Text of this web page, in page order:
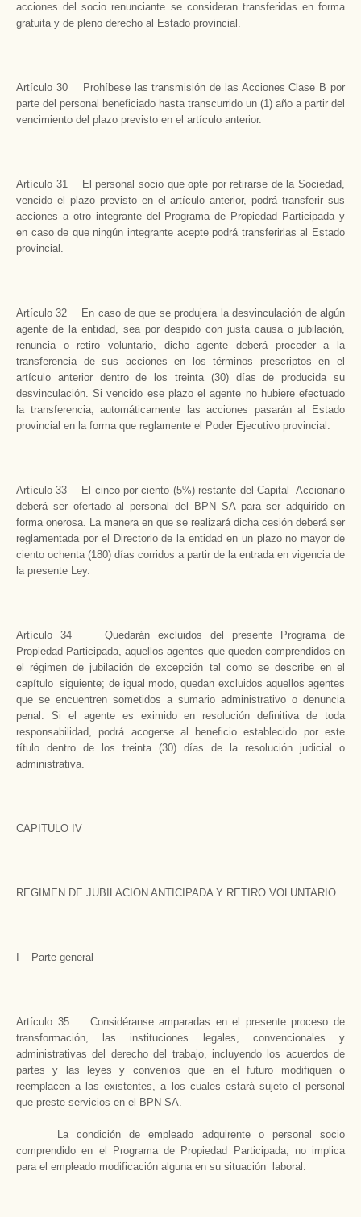
acciones del socio renunciante se consideran transferidas en forma
gratuita y de pleno derecho al Estado provincial.
Artículo 30 Prohíbese las transmisión de las Acciones Clase B por
parte del personal beneficiado hasta transcurrido un (1) año a partir del
vencimiento del plazo previsto en el artículo anterior.
Artículo 31 El personal socio que opte por retirarse de la Sociedad,
vencido el plazo previsto en el artículo anterior, podrá transferir sus
acciones a otro integrante del Programa de Propiedad Participada y
en caso de que ningún integrante acepte podrá transferirlas al Estado
provincial.
Artículo 32 En caso de que se produjera la desvinculación de algún
agente de la entidad, sea por despido con justa causa o jubilación,
renuncia o retiro voluntario, dicho agente deberá proceder a la
transferencia de sus acciones en los términos prescriptos en el
artículo anterior dentro de los treinta (30) días de producida su
desvinculación. Si vencido ese plazo el agente no hubiere efectuado
la transferencia, automáticamente las acciones pasarán al Estado
provincial en la forma que reglamente el Poder Ejecutivo provincial.
Artículo 33 El cinco por ciento (5%) restante del Capital Accionario
deberá ser ofertado al personal del BPN SA para ser adquirido en
forma onerosa. La manera en que se realizará dicha cesión deberá ser
reglamentada por el Directorio de la entidad en un plazo no mayor de
ciento ochenta (180) días corridos a partir de la entrada en vigencia de
la presente Ley.
Artículo 34 Quedarán excluidos del presente Programa de
Propiedad Participada, aquellos agentes que queden comprendidos en
el régimen de jubilación de excepción tal como se describe en el
capítulo siguiente; de igual modo, quedan excluidos aquellos agentes
que se encuentren sometidos a sumario administrativo o denuncia
penal. Si el agente es eximido en resolución definitiva de toda
responsabilidad, podrá acogerse al beneficio establecido por este
título dentro de los treinta (30) días de la resolución judicial o
administrativa.
CAPITULO IV
REGIMEN DE JUBILACION ANTICIPADA Y RETIRO VOLUNTARIO
I – Parte general
Artículo 35 Considéranse amparadas en el presente proceso de
transformación, las instituciones legales, convencionales y
administrativas del derecho del trabajo, incluyendo los acuerdos de
partes y las leyes y convenios que en el futuro modifiquen o
reemplacen a las existentes, a los cuales estará sujeto el personal
que preste servicios en el BPN SA.
La condición de empleado adquirente o personal socio
comprendido en el Programa de Propiedad Participada, no implica
para el empleado modificación alguna en su situación laboral.